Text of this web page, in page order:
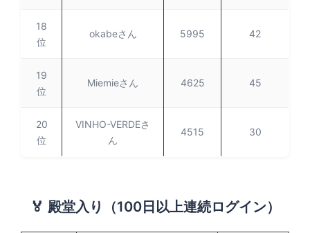
18
位
okabeさん 5995 42
19
位
Miemieさん 4625 45
20
位
VINHO-VERDEさ
ん
4515 30
🏅 殿堂入り（100日以上連続ログイン）